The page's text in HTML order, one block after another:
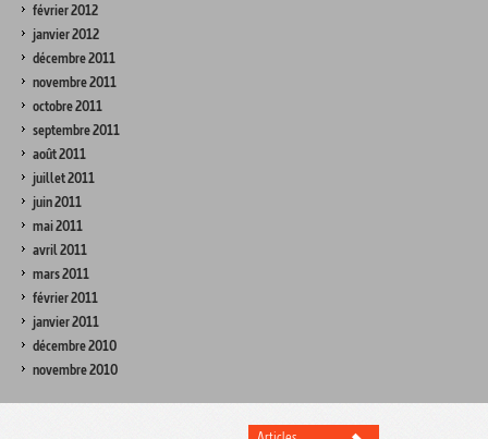
février 2012
janvier 2012
décembre 2011
novembre 2011
octobre 2011
septembre 2011
août 2011
juillet 2011
juin 2011
mai 2011
avril 2011
mars 2011
février 2011
janvier 2011
décembre 2010
novembre 2010